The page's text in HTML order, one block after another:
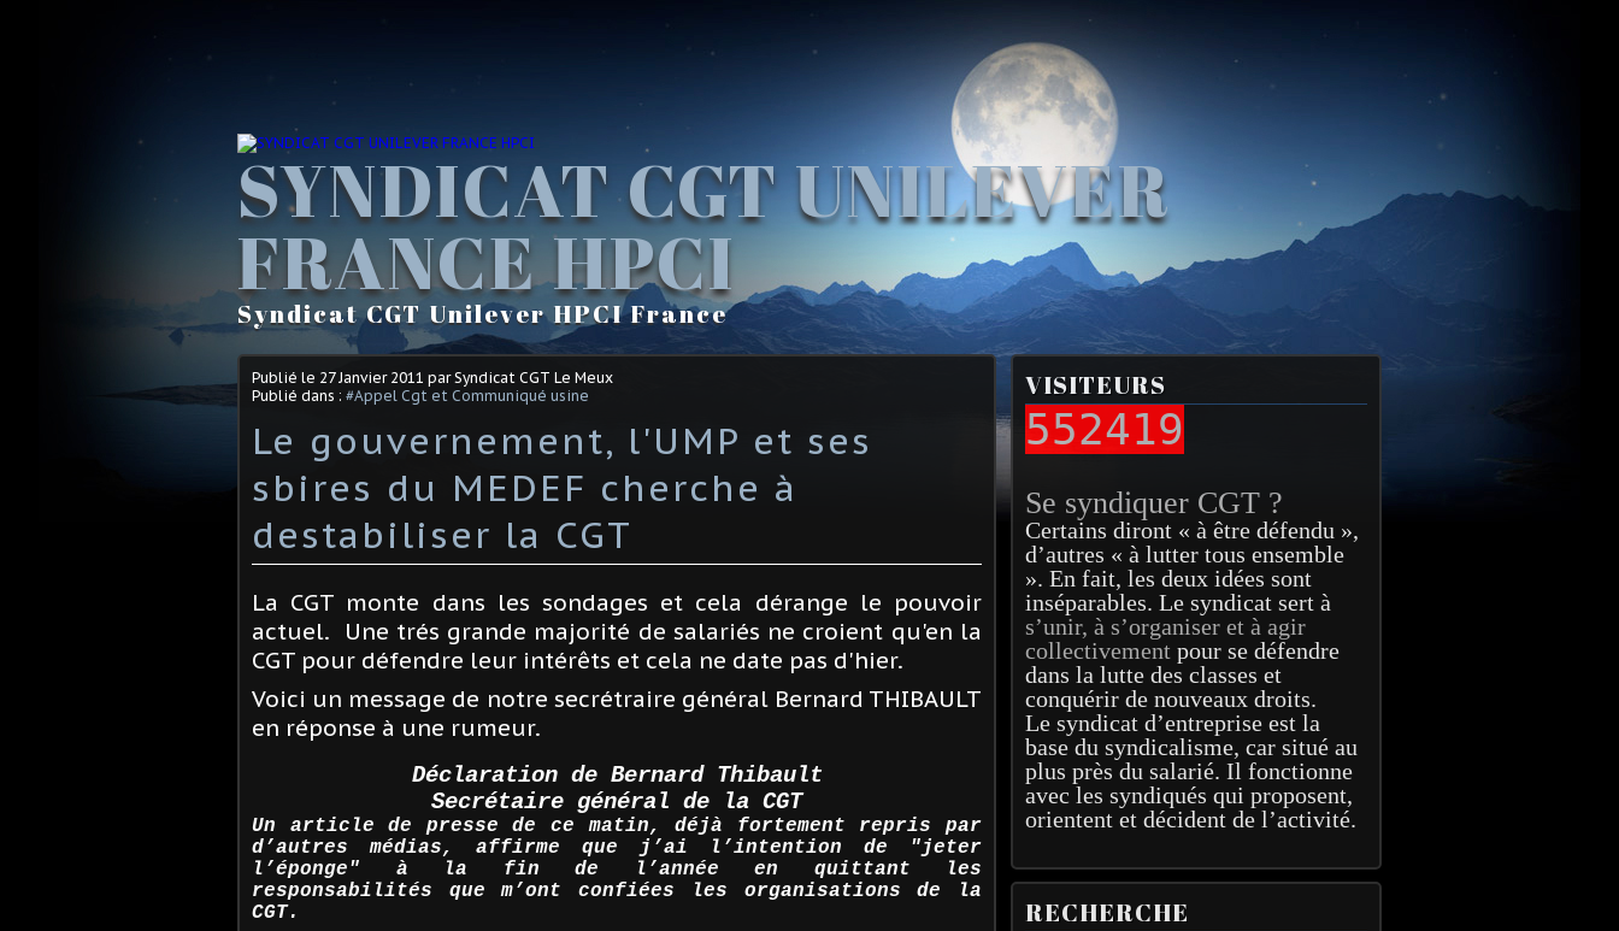
SYNDICAT CGT UNILEVER
FRANCE HPCI
Syndicat CGT Unilever HPCI France
Publié le 27 Janvier 2011 par Syndicat CGT Le Meux
Publié dans : #Appel Cgt et Communiqué usine
Le gouvernement, l'UMP et ses
sbires du MEDEF cherche à
destabiliser la CGT
La CGT monte dans les sondages et cela dérange le pouvoir
actuel. Une trés grande majorité de salariés ne croient qu'en la
CGT pour défendre leur intérêts et cela ne date pas d'hier.
Voici un message de notre secrétraire général Bernard THIBAULT
en réponse à une rumeur.
Déclaration de Bernard Thibault
Secrétaire général de la CGT
Un article de presse de ce matin, déjà fortement repris par
d’autres médias, affirme que j’ai l’intention de "jeter
l’éponge" à la fin de l’année en quittant les
responsabilités que m’ont confiées les organisations de la
CGT.
VISITEURS
552419
Se syndiquer CGT ?
Certains diront « à être défendu »,
d’autres « à lutter tous ensemble
». En fait, les deux idées sont
inséparables. Le syndicat sert à
s’unir, à s’organiser et à agir
collectivement pour se défendre
dans la lutte des classes et
conquérir de nouveaux droits.
Le syndicat d’entreprise est la
base du syndicalisme, car situé au
plus près du salarié. Il fonctionne
avec les syndiqués qui proposent,
orientent et décident de l’activité.
RECHERCHE